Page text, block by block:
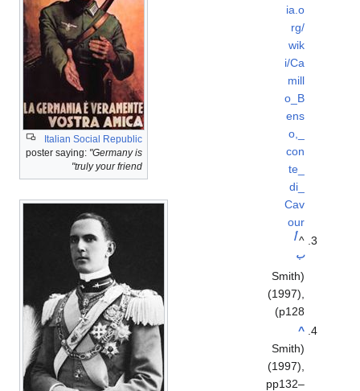
Italian Social Republic
poster saying: "Germany is
truly your friend"
ia.o
rg/
wik
i/Ca
mill
o_B
ens
o,_
con
te_
di_
Cav
our
^أ
ب
(Smith
(1997),
p128)
^
(Smith
(1997),
pp132–